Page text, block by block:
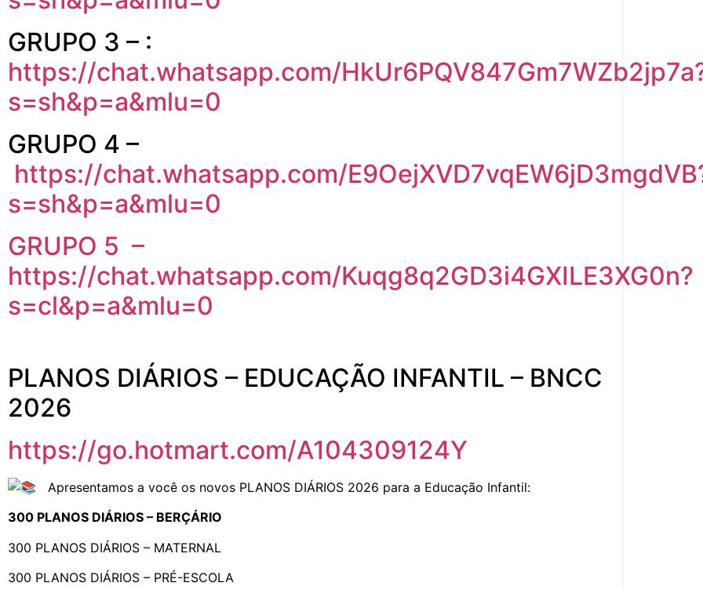
GRUPO 3 – :
https://chat.whatsapp.com/
s=sh&p=a&mlu=0
GRUPO 4 –
https://chat.whatsapp.com/
s=sh&p=a&mlu=0
GRUPO 5 –
https://chat.whatsapp.com/Kuqg8q2GD3i4GXILE3XG0n?
s=cl&p=a&mlu=0
PLANOS DIÁRIOS – EDUCAÇÃO INFANTIL – BNCC
2026
https://go.hotmart.com/A104309124Y
Apresentamos a você os novos PLANOS DIÁRIOS 2026 para a Educação Infantil:
300 PLANOS DIÁRIOS – BERÇÁRIO
300 PLANOS DIÁRIOS – MATERNAL
300 PLANOS DIÁRIOS – PRÉ-ESCOLA